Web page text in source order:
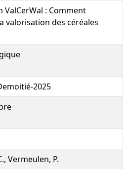
ValCerWal : Comment
valorisation des céréales
2025
Vermeulen, P.